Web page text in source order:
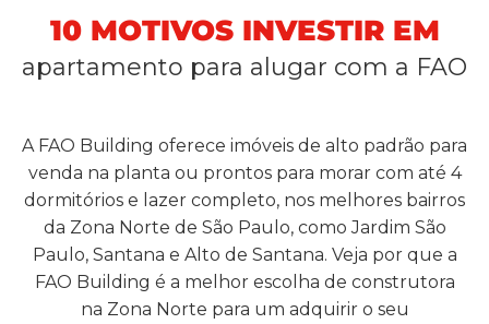
10 MOTIVOS INVESTIR EM
apartamento para alugar com a FAO
A FAO Building oferece imóveis de alto padrão para
venda na planta ou prontos para morar com até 4
dormitórios e lazer completo, nos melhores bairros
da Zona Norte de São Paulo, como Jardim São
Paulo, Santana e Alto de Santana. Veja por que a
FAO Building é a melhor escolha de construtora
na Zona Norte para um adquirir o seu